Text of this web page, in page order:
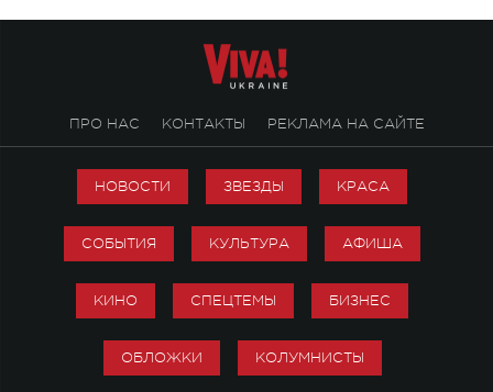
ПРО НАС КОНТАКТЫ РЕКЛАМА НА САЙТЕ
НОВОСТИ ЗВЕЗДЫ КРАСА
СОБЫТИЯ КУЛЬТУРА АФИША
КИНО СПЕЦТЕМЫ БИЗНЕС
ОБЛОЖКИ КОЛУМНИСТЫ